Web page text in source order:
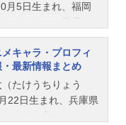
阿座上洋平さんの
月5日生まれ、福岡
『アイドリッシュ
役など、人気作品
多く演じていま
小野賢章さんのオ
紹介！
キャラ・プロフィ
最新情報まとめ
たけうちりょう
22日生まれ、兵庫県